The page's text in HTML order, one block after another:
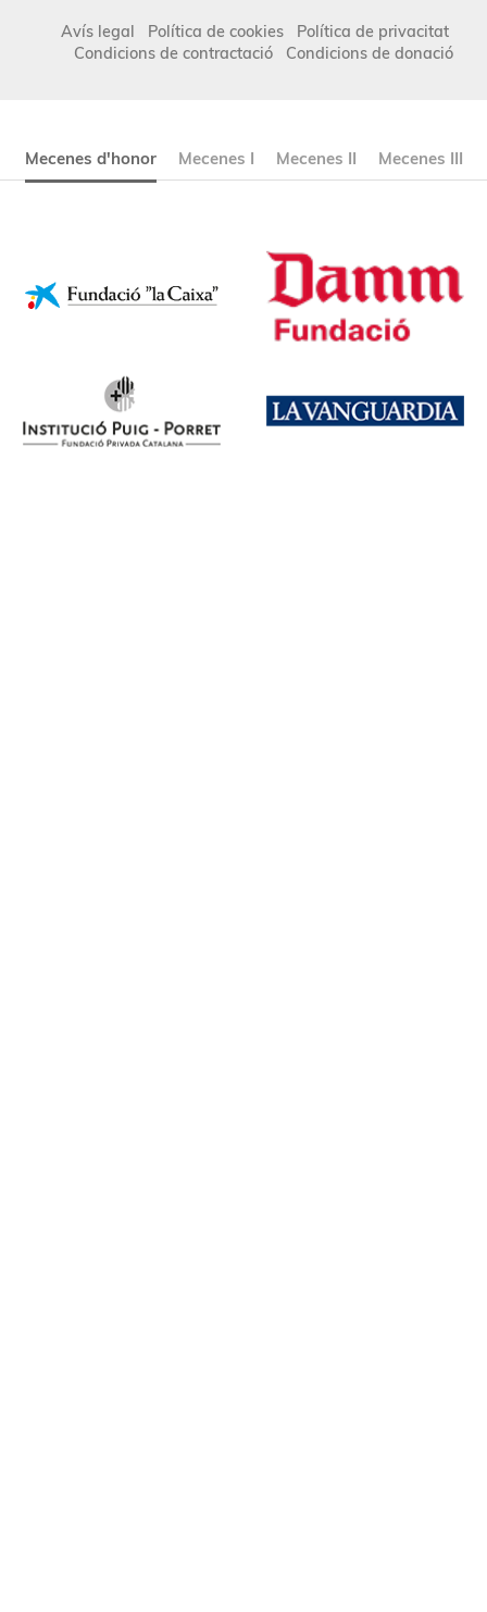
Avís legal Política de cookies
Política de privacitat
Condicions de contractació
Condicions de donació
Mecenes d'honor Mecenes I Mecenes II Mecenes III